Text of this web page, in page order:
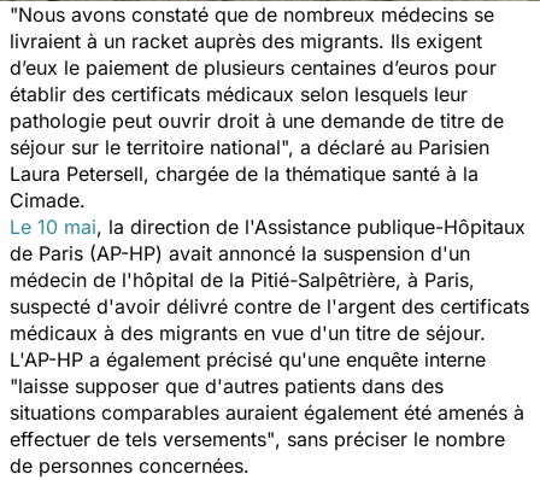
"Nous avons constaté que de nombreux médecins se
livraient à un racket auprès des migrants. Ils exigent
d’eux le paiement de plusieurs centaines d’euros pour
établir des certificats médicaux selon lesquels leur
pathologie peut ouvrir droit à une demande de titre de
séjour sur le territoire national", a déclaré au Parisien
Laura Petersell, chargée de la thématique santé à la
Cimade.
Le 10 mai, la direction de l'Assistance publique-Hôpitaux
de Paris (AP-HP) avait annoncé la suspension d'un
médecin de l'hôpital de la Pitié-Salpêtrière, à Paris,
suspecté d'avoir délivré contre de l'argent des certificats
médicaux à des migrants en vue d'un titre de séjour.
L'AP-HP a également précisé qu'une enquête interne
"laisse supposer que d'autres patients dans des
situations comparables auraient également été amenés à
effectuer de tels versements", sans préciser le nombre
de personnes concernées.